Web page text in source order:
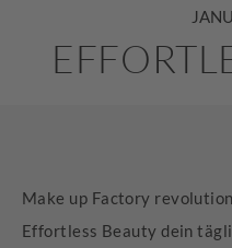
Make up Factory
Effortless Beauty dein